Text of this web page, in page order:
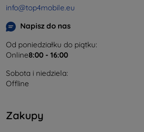
info@top4mobile.eu
Napisz do nas
Od poniedziałku do piątku:
Online8:00 - 16:00
Sobota i niedziela:
Offline
Zakupy